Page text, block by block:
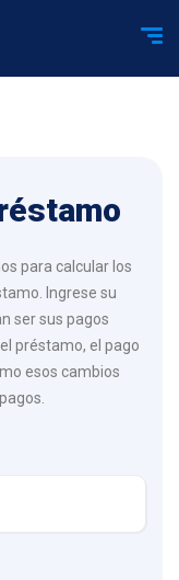
para calcular los
Ingrese su
ser sus pagos
préstamo, el pago
esos cambios